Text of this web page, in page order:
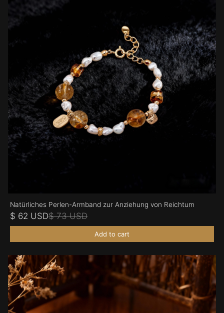
Natürliches Perlen-Armband zur Anziehung von Reichtum
$ 62 USD$ 73 USD
Add to cart